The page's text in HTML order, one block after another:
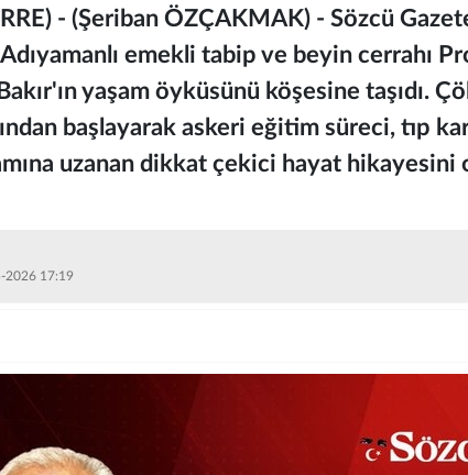
- (Şeriban ÖZÇAKMAK) - Sözcü
emekli tabip ve beyin cerrahı
yaşam öyküsünü köşesine taşıdı.
başlayarak askeri eğitim süreci, tıp
uzanan dikkat çekici hayat hikayesini
2026 17:19